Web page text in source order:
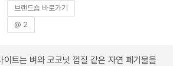
브랜드숍 바로가기
@ 2
트는 벼와 코코넛 껍질 같은 자연 폐기물을